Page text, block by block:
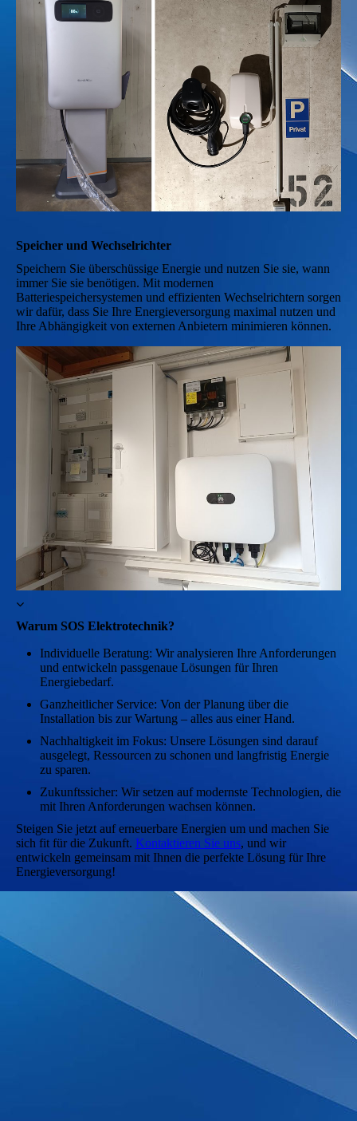
Speicher und Wechselrichter
Speichern Sie überschüssige Energie und nutzen Sie sie, wann
immer Sie sie benötigen. Mit modernen
Batteriespeichersystemen und effizienten Wechselrichtern sorgen
wir dafür, dass Sie Ihre Energieversorgung maximal nutzen und
Ihre Abhängigkeit von externen Anbietern minimieren können.
Warum SOS Elektrotechnik?
Individuelle Beratung: Wir analysieren Ihre Anforderungen
und entwickeln passgenaue Lösungen für Ihren
Energiebedarf.
Ganzheitlicher Service: Von der Planung über die
Installation bis zur Wartung – alles aus einer Hand.
Nachhaltigkeit im Fokus: Unsere Lösungen sind darauf
ausgelegt, Ressourcen zu schonen und langfristig Energie
zu sparen.
Zukunftssicher: Wir setzen auf modernste Technologien, die
mit Ihren Anforderungen wachsen können.
Steigen Sie jetzt auf erneuerbare Energien um und machen Sie
sich fit für die Zukunft. Kontaktieren Sie uns, und wir
entwickeln gemeinsam mit Ihnen die perfekte Lösung für Ihre
Energieversorgung!